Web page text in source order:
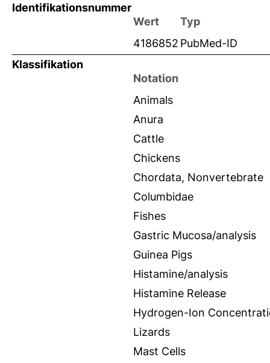
Identifikationsnummer
Wert
Typ
4186852 PubMed-ID
Klassifikation
Notation
Animals
Anura
Cattle
Chickens
Chordata, Nonvertebrate
Columbidae
Fishes
Gastric Mucosa/analysis
Guinea Pigs
Histamine/analysis
Histamine Release
Hydrogen-Ion
Lizards
Mast Cells